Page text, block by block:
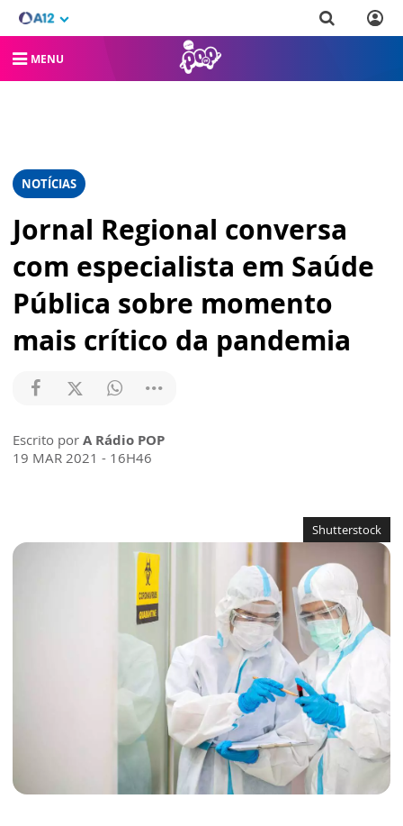
MENU
NOTÍCIAS
Jornal Regional conversa
com especialista em Saúde
Pública sobre momento
mais crítico da pandemia
Escrito por A Rádio POP
19 MAR 2021 - 16H46
Shutterstock